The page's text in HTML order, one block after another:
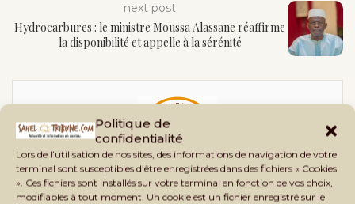
Politique de
confidentialité
Lors de l’utilisation de nos sites, des informations de navigation de votre
terminal sont susceptibles d’être enregistrées dans des fichiers « Cookies
». Ces fichiers sont installés sur votre terminal en fonction de vos choix,
modifiables à tout moment. Un cookie est un fichier enregistré sur le
next post
Hydrocarbures : le ministre Moussa Alassane réaffirme
la disponibilité et appelle à la sérénité
SAHEL TRIBUNE